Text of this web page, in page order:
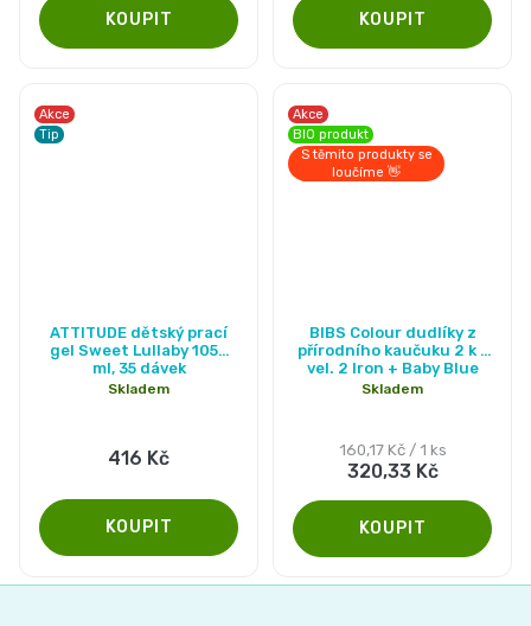
Akce
Tip
ATTITUDE dětský prací
gel Sweet Lullaby 1050
ml, 35 dávek
hodnocení
produktu
hvězdiček.
Skladem
416 Kč
Akce
BIO produkt
S těmito produkty se
loučíme 👋
BIBS Colour dudlíky z
přírodního kaučuku 2 k -
vel. 2 Iron + Baby Blue
Skladem
320,33 Kč
Měrná
cena:
160,17 Kč / 1 ks